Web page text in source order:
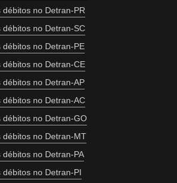
débitos no Detran-PR
débitos no Detran-SC
débitos no Detran-PE
débitos no Detran-CE
débitos no Detran-AP
débitos no Detran-AC
débitos no Detran-GO
débitos no Detran-MT
débitos no Detran-PA
débitos no Detran-PI